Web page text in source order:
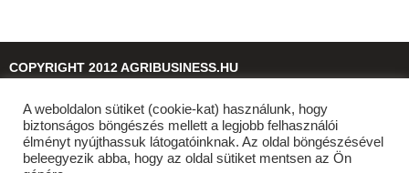
COPYRIGHT 2012 AGRIBUSINESS.HU
© 2026agribusiness.hu
A weboldalon sütiket (cookie-kat) használunk, hogy
biztonságos böngészés mellett a legjobb felhasználói
élményt nyújthassuk látogatóinknak. Az oldal böngészésével
beleegyezik abba, hogy az oldal sütiket mentsen az Ön